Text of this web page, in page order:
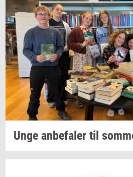
Unge an­be­fa­ler til